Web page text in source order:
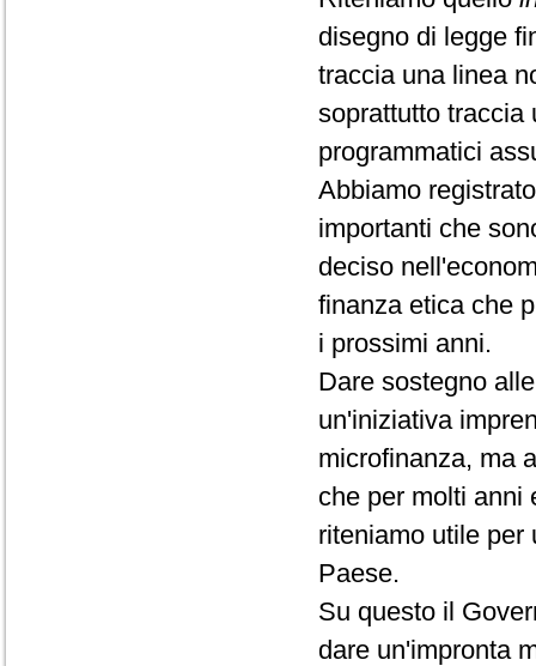
disegno di legge
traccia una linea
soprattutto traccia
programmatici
Abbiamo
importanti che
deciso
finanza etica che
i prossimi anni.
Dare sostegno
un'iniziativa
microfinanza, ma
che per molti anni
riteniamo utile per
Paese.
Su questo il
dare un'impronta